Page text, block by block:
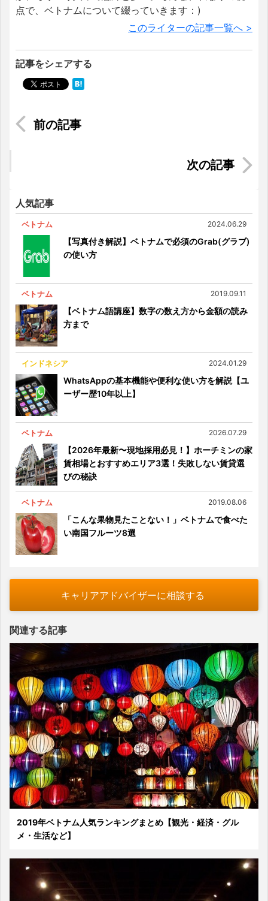
点で、ベトナムについて綴っていきます：)
このライターの記事一覧へ >
記事をシェアする
国境区域の貧困者の生活ーベトナムの貧困ー
ベトナム人の高収入な職業ランキングTOP5！！
人気記事
ベトナム 2024.06.29
【写真付き解説】ベトナムで必須のGrab(グラブ)
の使い方
ベトナム 2019.09.11
【ベトナム語講座】数字の数え方から金額の読み
方まで
インドネシア 2024.01.29
WhatsAppの基本機能や便利な使い方を解説【ユ
ーザー歴10年以上】
ベトナム 2026.07.29
【2026年最新〜現地採用必見！】ホーチミンの家
賃相場とおすすめエリア3選！失敗しない賃貸選
びの秘訣
ベトナム 2019.08.06
「こんな果物見たことない！」ベトナムで食べた
い南国フルーツ8選
キャリアアドバイザーに相談する
関連する記事
2019年ベトナム人気ランキングまとめ【観光・経済・グル
メ・生活など】